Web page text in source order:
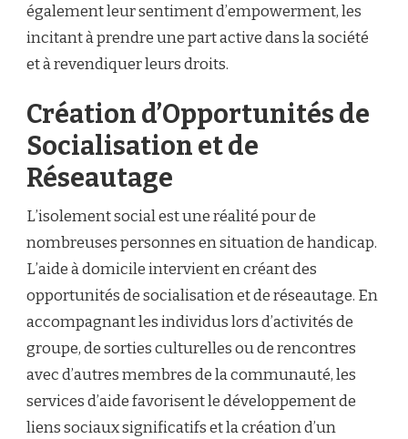
également leur sentiment d’empowerment, les
incitant à prendre une part active dans la société
et à revendiquer leurs droits.
Création d’Opportunités de
Socialisation et de
Réseautage
L’isolement social est une réalité pour de
nombreuses personnes en situation de handicap.
L’aide à domicile intervient en créant des
opportunités de socialisation et de réseautage. En
accompagnant les individus lors d’activités de
groupe, de sorties culturelles ou de rencontres
avec d’autres membres de la communauté, les
services d’aide favorisent le développement de
liens sociaux significatifs et la création d’un